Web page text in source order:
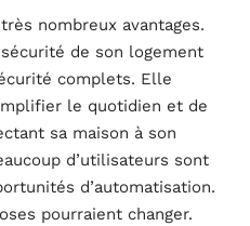
nombreux avantages.
de son logement
complets. Elle
le quotidien et de
sa maison à son
d’utilisateurs sont
d’automatisation.
pourraient changer.